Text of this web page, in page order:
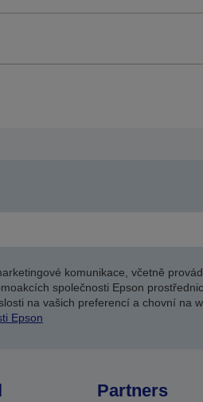
komunikace, včetně
společnosti Epson
na vašich preferencí a chovní na
Epson
Partners